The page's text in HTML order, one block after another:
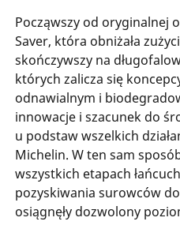
Począwszy od oryginalnej
Saver, która obniżała
skończywszy na
których zalicza się
odnawialnym i
innowacje i szacunek do
u podstaw wszelkich
Michelin. W ten sam
wszystkich etapach
pozyskiwania surowców
osiągnęły dozwolony